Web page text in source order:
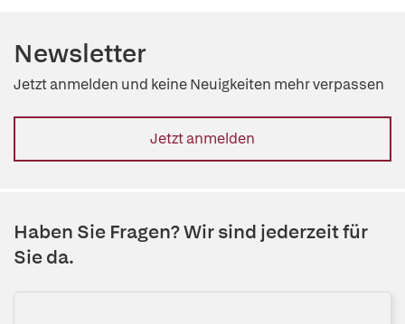
Newsletter
Jetzt anmelden und keine Neuigkeiten mehr verpassen
Jetzt anmelden
Haben Sie Fragen? Wir sind jederzeit für
Sie da.